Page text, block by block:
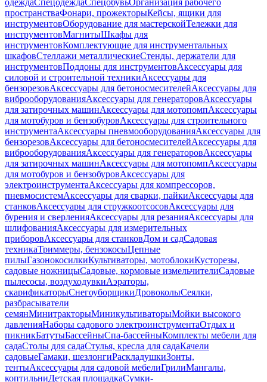
одеждаСпецодеждаСпецобувьОрганизация рабочего
пространстваФонари, прожекторыКейсы, ящики для
инструментовОборудование для мастерскойТележки для
инструментовМагнитыШкафы для
инструментовКомплектующие для инструментальных
шкафовСтеллажи металлическиеСтенды, держатели для
инструментовПоддоны для инструментовАксессуары для
силовой и строительной техникиАксессуары для
бензорезовАксессуары для бетоносмесителейАксессуары для
виброоборудованияАксессуары для генераторовАксессуары
для затирочных машинАксессуары для мотопомпАксессуары
для мотобуров и бензобуровАксессуары для строительного
инструментаАксессуары пневмооборудованияАксессуары для
бензорезовАксессуары для бетоносмесителейАксессуары для
виброоборудованияАксессуары для генераторовАксессуары
для затирочных машинАксессуары для мотопомпАксессуары
для мотобуров и бензобуровАксессуары для
электроинструментаАксессуары для компрессоров,
пневмосистемАксессуары для сварки, пайкиАксессуары для
станковАксессуары для стружкоотсосовАксессуары для
бурения и сверленияАксессуары для резанияАксессуары для
шлифованияАксессуары для измерительных
приборовАксессуары для станковДом и садСадовая
техникаТриммеры, бензокосыЦепные
пилыГазонокосилкиКультиваторы, мотоблокиКусторезы,
садовые ножницыСадовые, кормовые измельчителиСадовые
пылесосы, воздуходувкиАэраторы,
скарификаторыСнегоуборщикиДровоколыСеялки,
разбрасыватели
семянМинитракторыМиникультиваторыМойки высокого
давленияНаборы садового электроинструментаОтдых и
пикникБатутыБассейныСпа-бассейныКомплекты мебели для
садаСтолы для садаСтулья, кресла для садаКачели
садовыеГамаки, шезлонгиРаскладушкиЗонты,
тентыАксессуары для садовой мебелиГрилиМангалы,
коптильниДетская площадкаСумки-